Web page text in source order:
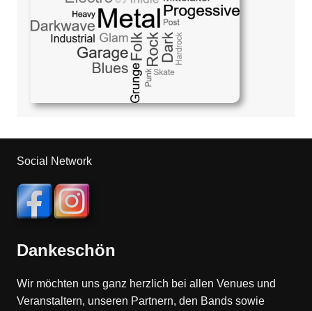
Social Network
Dankeschön
Wir möchten uns ganz herzlich bei allen Venues und
Veranstaltern, unseren Partnern, den Bands sowie